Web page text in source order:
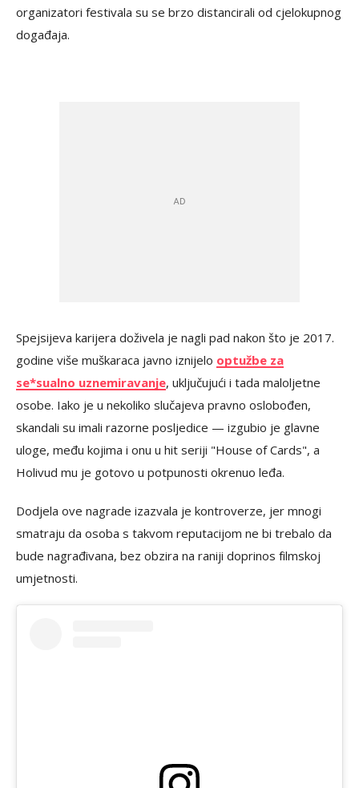
organizatori festivala su se brzo distancirali od cjelokupnog
događaja.
Spejsijeva karijera doživela je nagli pad nakon što je 2017.
godine više muškaraca javno iznijelo optužbe za
se*sualno uznemiravanje, uključujući i tada maloljetne
osobe. Iako je u nekoliko slučajeva pravno oslobođen,
skandali su imali razorne posljedice — izgubio je glavne
uloge, među kojima i onu u hit seriji "House of Cards", a
Holivud mu je gotovo u potpunosti okrenuo leđa.
Dodjela ove nagrade izazvala je kontroverze, jer mnogi
smatraju da osoba s takvom reputacijom ne bi trebalo da
bude nagrađivana, bez obzira na raniji doprinos filmskoj
umjetnosti.